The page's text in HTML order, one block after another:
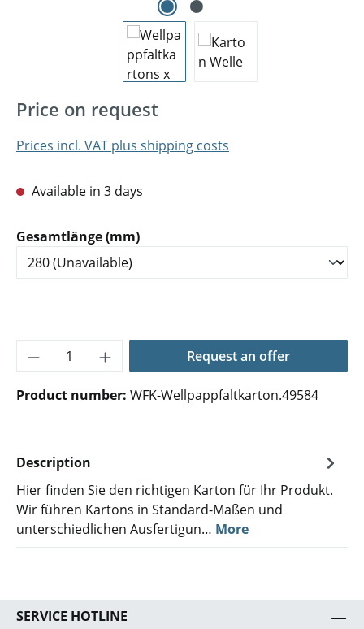
Price on request
Prices incl. VAT plus shipping costs
Available in 3 days
Select
Gesamtlänge (mm)
Product Quantity: Enter the desired
Request an offer
Product number: WFK-Wellpappfaltkarton.49584
Description
Hier finden Sie den richtigen Karton für Ihr Produkt.
Wir führen Kartons in Standard-Maßen und
unterschiedlichen Ausfertigun… More
SERVICE HOTLINE